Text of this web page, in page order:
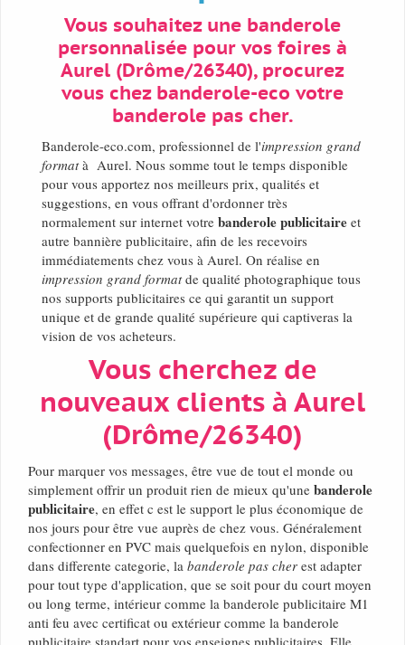
Vous souhaitez une banderole
personnalisée pour vos foires à
Aurel (Drôme/26340), procurez
vous chez banderole-eco votre
banderole pas cher.
Banderole-eco.com, professionnel de l'impression grand
formatà Aurel. Nous somme tout le temps disponible
pour vous apportez nos meilleurs prix, qualités et
suggestions, en vous offrant d'ordonner très
normalement sur internet votre banderole publicitaire et
autre bannière publicitaire, afin de les recevoirs
immédiatements chez vous à Aurel. On réalise en
impression grand formatde qualité photographique tous
nos supports publicitaires ce qui garantit un support
unique et de grande qualité supérieure qui captiveras la
vision de vos acheteurs.
Vous cherchez de
nouveaux clients à Aurel
(Drôme/26340)
Pour marquer vos messages, être vue de tout el monde ou
simplement offrir un produit rien de mieux qu'une banderole
publicitaire, en effet c est le support le plus économique de
nos jours pour être vue auprès de chez vous. Généralement
confectionner en PVC mais quelquefois en nylon, disponible
dans differente categorie, la banderole pas cher est adapter
pour tout type d'application, que se soit pour du court moyen
ou long terme, intérieur comme la banderole publicitaire M1
anti feu avec certificat ou extérieur comme la banderole